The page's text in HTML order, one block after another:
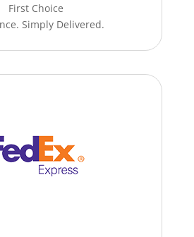
First Choice
Simply Delivered.